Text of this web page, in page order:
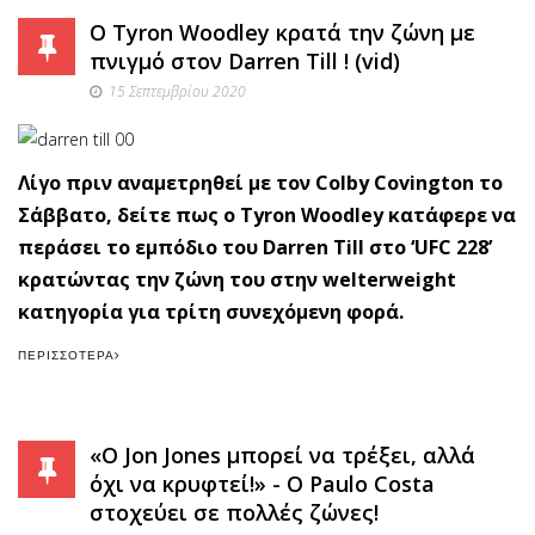
Ο Tyron Woodley κρατά την ζώνη με
πνιγμό στον Darren Till ! (vid)
15 Σεπτεμβρίου 2020
Λίγο πριν αναμετρηθεί με τον Colby Covington το
Σάββατο, δείτε πως ο Tyron Woodley κατάφερε να
περάσει το εμπόδιο του Darren Till στο ‘UFC 228’
κρατώντας την ζώνη του στην welterweight
κατηγορία για τρίτη συνεχόμενη φορά.
ΠΕΡΙΣΣΌΤΕΡΑ
«Ο Jon Jones μπορεί να τρέξει, αλλά
όχι να κρυφτεί!» - Ο Paulo Costa
στοχεύει σε πολλές ζώνες!